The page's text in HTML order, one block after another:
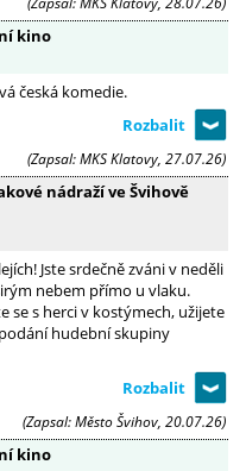
kino
česká komedie.
(Zapsal: MKS Klatovy, 27.07.26)
nádraží ve Švihově
Jste srdečně zváni v neděli
nebem přímo u vlaku.
se s herci v kostýmech, užijete
hudební skupiny
(Zapsal: Město Švihov, 20.07.26)
kino